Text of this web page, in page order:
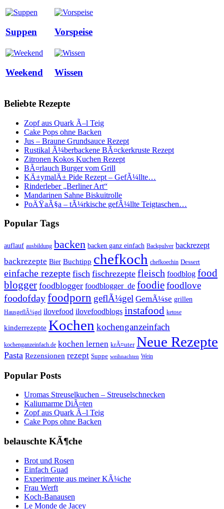
Suppen Vorspeise
Weekend Wissen
Beliebte Rezepte
Zopf aus Quark Ã–l Teig
Cake Pops ohne Backen
Jus – Braune Grundsauce Rezept
Rustikal Ã¼berbackene BÃ¤ckerkruste Rezept
Zitronen Kokos Kuchen Rezept
BÃ¤rlauch Burger vom Grill
KÄ±ymalÄ± Pide Rezept – GefÃ¼llte…
Rinderleber „Berliner Art“
Mandarinen Sahne Biskuitrolle
PoÄŸaÃ§a – tÃ¼rkische gefÃ¼llte Teigtaschen…
Popular Tags
auflauf ausbildung backen backen ganz einfach Backpulver backrezept
backrezepte Bier Buchtipp chefkoch chefkoechin Dessert
einfache rezepte fisch fischrezepte fleisch foodblog food
blogger foodblogger foodblogger_de foodiefoodlove
foodofdayfoodporn geflÃ¼gel GemÃ¼se grillen
HausgeflÃ¼gel ilovefood ilovefoodblogs instafood ketose
kinderrezepte Kochen kochenganzeinfach
kochenganzeinfach.de kochen lernen krÃ¤uter Neue Rezepte
Pasta Rezensionen rezept Suppe weihnachten Wein
Popular Posts
Uromas Streuselkuchen – Streuselschnecken
Kaliumarme DiÃ¤ten
Zopf aus Quark Ã–l Teig
Cake Pops ohne Backen
belauschte KÃ¶che
Brot und Rosen
Einfach Guad
Experimente aus meiner KÃ¼che
Frau Werft
Koch-Banausen
Le Monde de Jacey